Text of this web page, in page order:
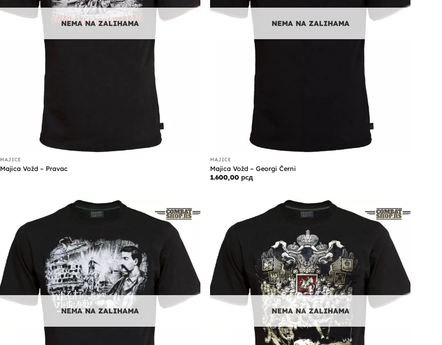
NEMA NA ZALIHAMA
MAJICE
Majica Vožd – Pravac
NEMA NA ZALIHAMA
MAJICE
Majica Vožd – Georgi Černi
1.600,00рсд
NEMA NA ZALIHAMA NEMA NA ZALIHAMA